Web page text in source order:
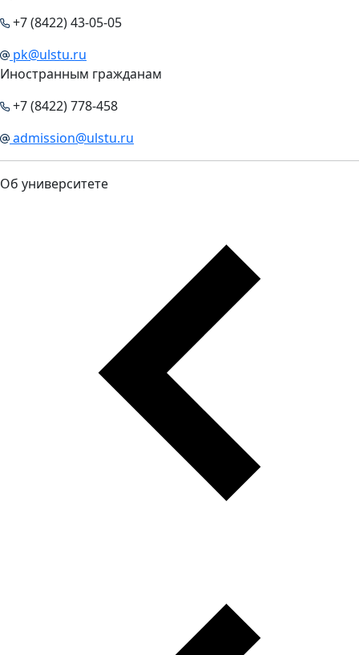
+7 (8422) 43-05-05
pk@ulstu.ru
Иностранным гражданам
+7 (8422) 778-458
admission@ulstu.ru
Об университете